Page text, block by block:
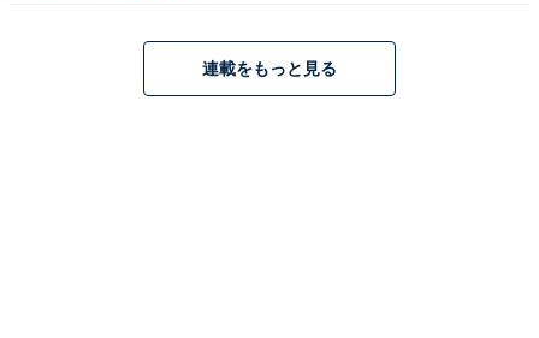
ドラフトをしていくこともできれば、課金して一気にド
ラフトを行い、いい選手をかき集めることもできます。
連載をもっと見る